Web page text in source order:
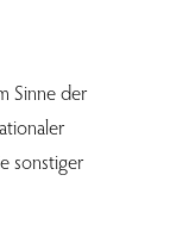
Sinne der
sonstiger